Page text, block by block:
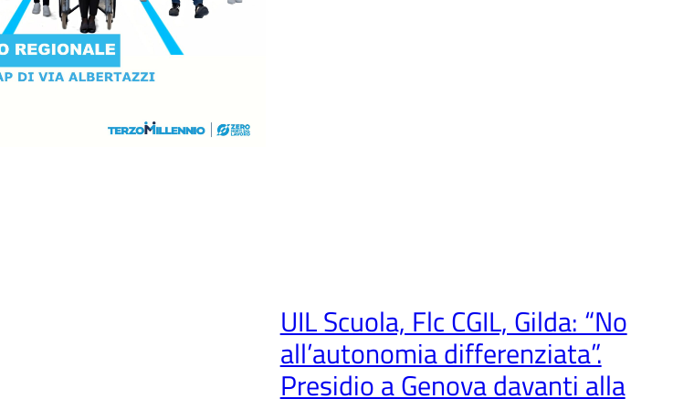
UIL Scuola, Flc CGIL, Gilda: “No
all’autonomia differenziata”.
Presidio a Genova davanti alla